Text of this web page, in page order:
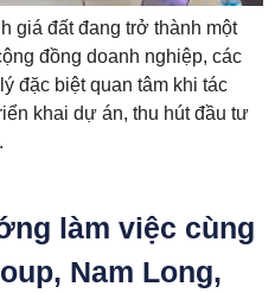
giá đất đang trở thành một
đồng doanh nghiệp, các
đặc biệt quan tâm khi tác
khai dự án, thu hút đầu tư
làm việc cùng
Nam Long,